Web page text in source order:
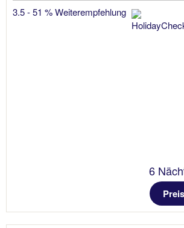
3.5 - 51 % Weiterempfehlung
6